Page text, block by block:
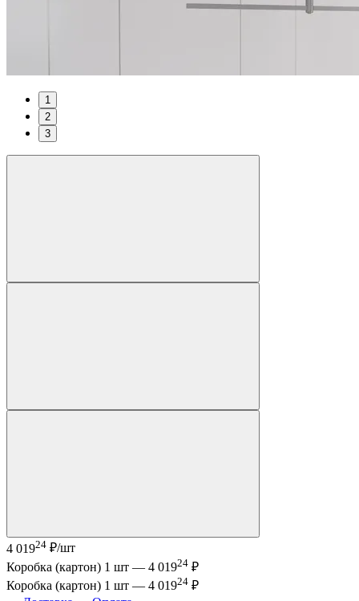
1
2
3
4 01924 ₽/шт
Коробка (картон) 1 шт — 4 01924 ₽
Коробка (картон) 1 шт — 4 01924 ₽